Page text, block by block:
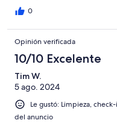
0
Opinión verificada
10/10 Excelente
Tim W.
5 ago. 2024
Le gustó: Limpieza,
del anuncio